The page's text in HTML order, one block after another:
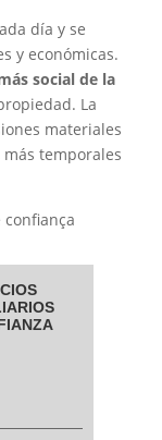
día y se
y económicas.
social de la
La
materiales
temporales